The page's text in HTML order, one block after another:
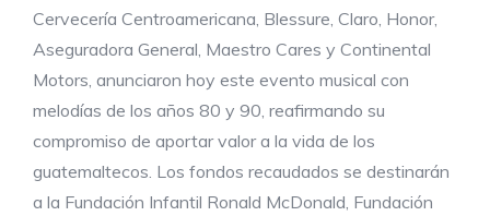
Cervecería Centroamericana, Blessure, Claro, Honor,
Aseguradora General, Maestro Cares y Continental
Motors, anunciaron hoy este evento musical con
melodías de los años 80 y 90, reafirmando su
compromiso de aportar valor a la vida de los
guatemaltecos. Los fondos recaudados se destinarán
a la Fundación Infantil Ronald McDonald, Fundación